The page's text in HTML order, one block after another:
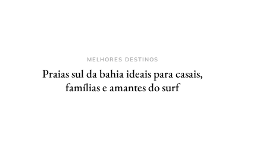
MELHORES DESTINOS
Praias sul da bahia ideais para casais,
famílias e amantes do surf